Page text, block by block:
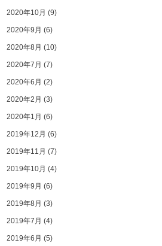
2020年10月 (9)
2020年9月 (6)
2020年8月 (10)
2020年7月 (7)
2020年6月 (2)
2020年2月 (3)
2020年1月 (6)
2019年12月 (6)
2019年11月 (7)
2019年10月 (4)
2019年9月 (6)
2019年8月 (3)
2019年7月 (4)
2019年6月 (5)